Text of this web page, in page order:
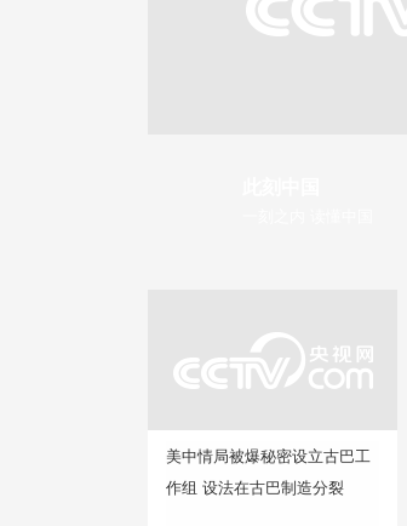
美中情局被爆秘密设立古巴工
作组 设法在古巴制造分裂